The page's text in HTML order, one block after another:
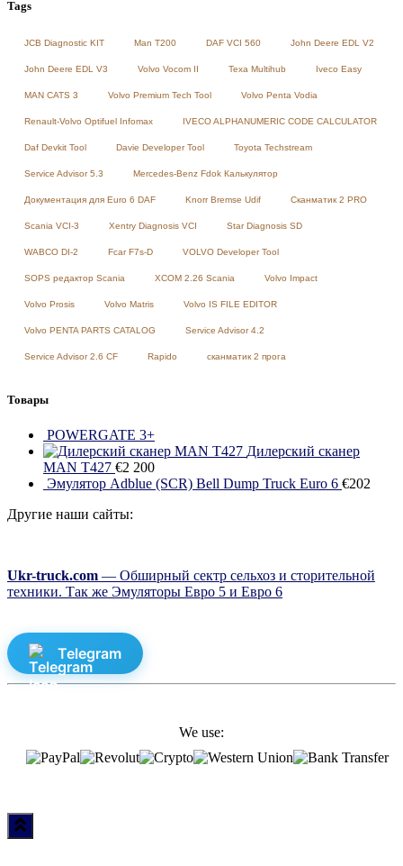
Tags
JCB Diagnostic KIT Man T200 DAF VCI 560 John Deere EDL V2
John Deere EDL V3 Volvo Vocom II Texa Multihub Iveco Easy
MAN CATS 3 Volvo Premium Tech Tool Volvo Penta Vodia
Renault-Volvo Optifuel Infomax IVECO ALPHANUMERIC CODE CALCULATOR
Daf Devkit Tool Davie Developer Tool Toyota Techstream
Service Advisor 5.3 Mercedes-Benz Fdok Калькулятор
Документация для Euro 6 DAF Knorr Bremse Udif Сканматик 2 PRO
Scania VCI-3 Xentry Diagnosis VCI Star Diagnosis SD
WABCO DI-2 Fcar F7s-D VOLVO Developer Tool
SOPS редактор Scania XCOM 2.26 Scania Volvo Impact
Volvo Prosis Volvo Matris Volvo IS FILE EDITOR
Volvo PENTA PARTS CATALOG Service Advisor 4.2
Service Advisor 2.6 CF Rapido сканматик 2 прога
Товары
POWERGATE 3+
Дилерский сканер
MAN T427 €2 200
Эмулятор Adblue (SCR) Bell Dump Truck Euro 6 €202
Другие наши сайты:
Ukr-truck.com — Обширный сектр сельхоз и сторительной
техники. Так же Эмуляторы Евро 5 и Евро 6
Telegram
We use: